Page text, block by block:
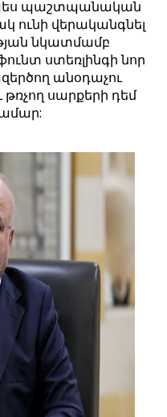
պաշտպանական
վերականգնել
նկատմամբ
ստեռլինգի նոր
անօդաչու
սարքերի դեմ